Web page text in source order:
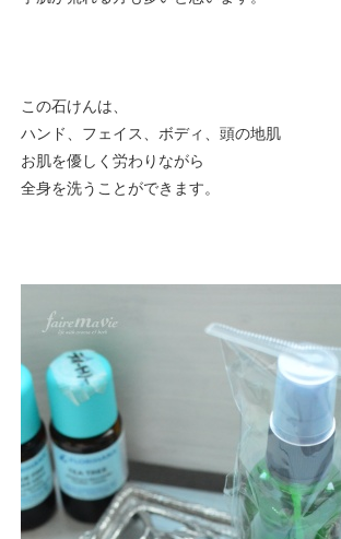
この石けんは、
ハンド、フェイス、ボディ、頭の地肌
お肌を優しく労わりながら
全身を洗うことができます。